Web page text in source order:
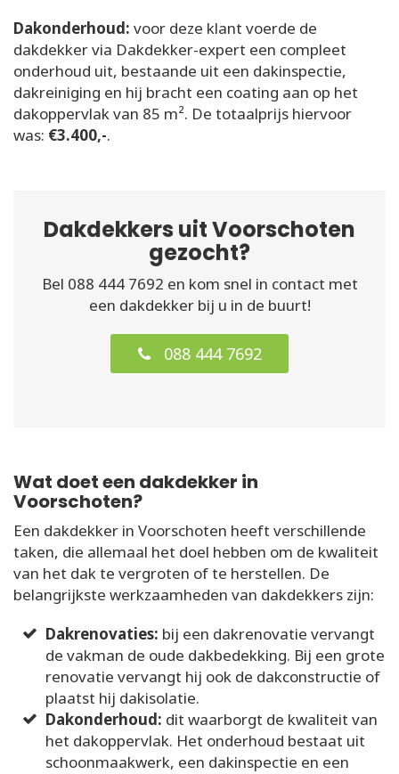
Dakonderhoud: voor deze klant voerde de
dakdekker via Dakdekker-expert een compleet
onderhoud uit, bestaande uit een dakinspectie,
dakreiniging en hij bracht een coating aan op het
dakoppervlak van 85 m². De totaalprijs hiervoor
was: €3.400,-.
Dakdekkers uit Voorschoten
gezocht?
Bel 088 444 7692 en kom snel in contact met
een dakdekker bij u in de buurt!
088 444 7692
Wat doet een dakdekker in
Voorschoten?
Een dakdekker in Voorschoten heeft verschillende
taken, die allemaal het doel hebben om de kwaliteit
van het dak te vergroten of te herstellen. De
belangrijkste werkzaamheden van dakdekkers zijn:
Dakrenovaties: bij een dakrenovatie vervangt
de vakman de oude dakbedekking. Bij een grote
renovatie vervangt hij ook de dakconstructie of
plaatst hij dakisolatie.
Dakonderhoud: dit waarborgt de kwaliteit van
het dakoppervlak. Het onderhoud bestaat uit
schoonmaakwerk, een dakinspectie en een